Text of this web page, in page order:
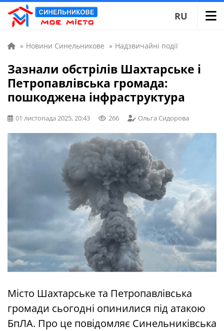
RU
» Новини Синельникове » Надзвичайні події
Зазнали обстрілів Шахтарське і
Петропавлівська громада:
пошкоджена інфраструктура
01 листопада 2025, 20:43 266 Ольга Сидорова
Місто Шахтарське та Петропавлівська
громади сьогодні опинилися під атакою
БпЛА. Про це повідомляє Синельниківська